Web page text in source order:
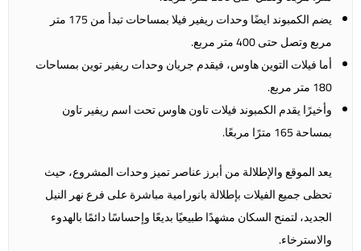
يضم الكمبوند ايضًا وحدات ريفير فيلا بمساحات تبدأ من 175 متر
مربع وتصل حتى 400 متر مربع.
أما فيلات التوين هاوس، فيقدم جريان وحدات ريفير توين بمساحات
180 متر مربع.
وأخيرًا يقدم الكمبوند فيلات تاون هاوس تحت اسم ريفير تاون
بمساحة 165 مترًا مربعًا.
يعد الموقع والإطلالة من أبرز عناصر تميز وحدات المشروع، حيث
تحظى جميع الفيلات بإطلالة بانورامية مباشرة على فرع نهر النيل
الجديد، لتمنح السكان مشهدًا طبيعيًا بديعًا وإحساسًا دائمًا بالهدوء
والاسترخاء.